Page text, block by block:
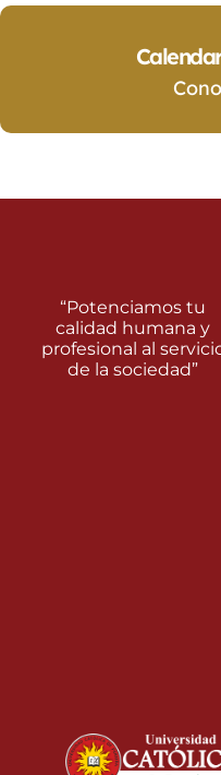
“Potenciamos tu
calidad humana y
profesional al
de la sociedad”